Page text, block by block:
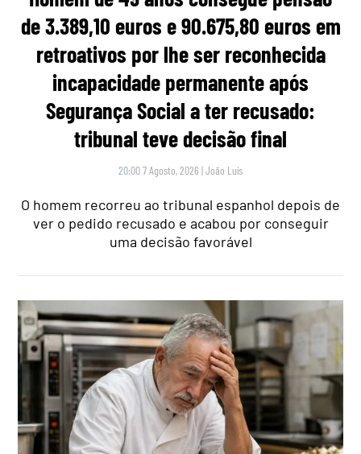
de 3.389,10 euros e 90.675,80 euros em
retroativos por lhe ser reconhecida
incapacidade permanente após
Segurança Social a ter recusado:
tribunal teve decisão final
20:00 7 Agosto, 2026 |João Luís
O homem recorreu ao tribunal espanhol depois de
ver o pedido recusado e acabou por conseguir
uma decisão favorável